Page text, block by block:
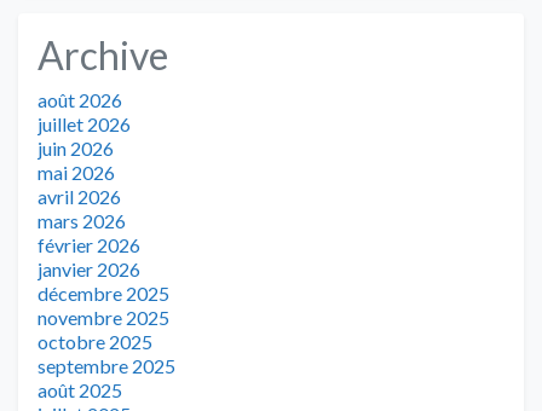
Archive
août 2026
juillet 2026
juin 2026
mai 2026
avril 2026
mars 2026
février 2026
janvier 2026
décembre 2025
novembre 2025
octobre 2025
septembre 2025
août 2025